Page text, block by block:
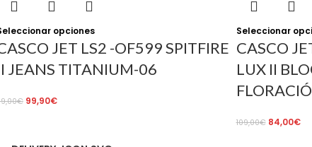
opciones
JET LS2 -OF599 SPITFIRE
JEANS TITANIUM-06
€ 99,90€
Seleccionar
CASCO
LUX II
109,00€ 84,00€